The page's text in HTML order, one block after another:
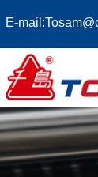
E-mail: